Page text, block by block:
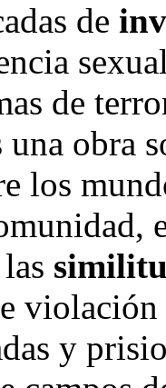
de
de
una obra
los
y